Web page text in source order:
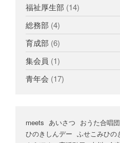
福祉厚生部 (14)
総務部 (4)
育成部 (6)
集会員 (1)
青年会 (17)
meets あいさつ おうた合唱団
ひのきしんデー ふせこみひの